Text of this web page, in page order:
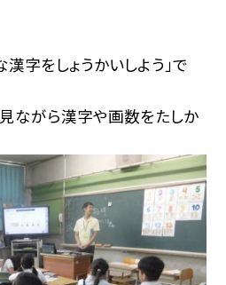
字をしょうかいしよう」で
ながら漢字や画数をたしか